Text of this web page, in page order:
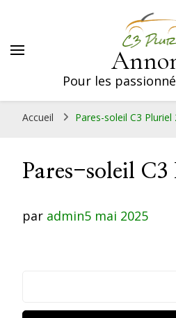
Pour les
Accueil Pares-soleil C3 Pluriel
Pares-soleil C3
par admin5 mai 2025